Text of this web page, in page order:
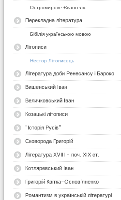
Остромирове Євангеліє
Перекладна література
Бібілія українською мовою
Літописи
Нестор Літописець
Література доби Ренесансу і Бароко
Вишенський Іван
Величковський Іван
Козацькі літописи
"Історія Русів"
Сковорода Григорій
Література ХVІІІ - поч. ХІХ ст.
Котляревський Іван
Григорій Квітка-Основ'яненко
Романтизм в українській літературі